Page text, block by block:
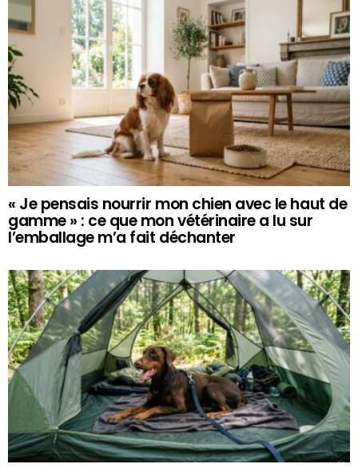
« Je pensais nourrir mon chien avec le haut de
gamme » : ce que mon vétérinaire a lu sur
l’emballage m’a fait déchanter